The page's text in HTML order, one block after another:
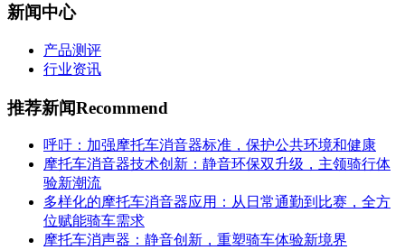
新闻中心
产品测评
行业资讯
推荐新闻Recommend
呼吁：加强摩托车消音器标准，保护公共环境和健康
摩托车消音器技术创新：静音环保双升级，主领骑行体
验新潮流
多样化的摩托车消音器应用：从日常通勤到比赛，全方
位赋能骑车需求
摩托车消声器：静音创新，重塑骑车体验新境界